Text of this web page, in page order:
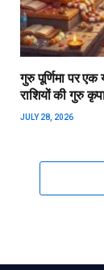
गुरु पूर्णिमा पर
राशियों की गुरु
JULY 28, 2026